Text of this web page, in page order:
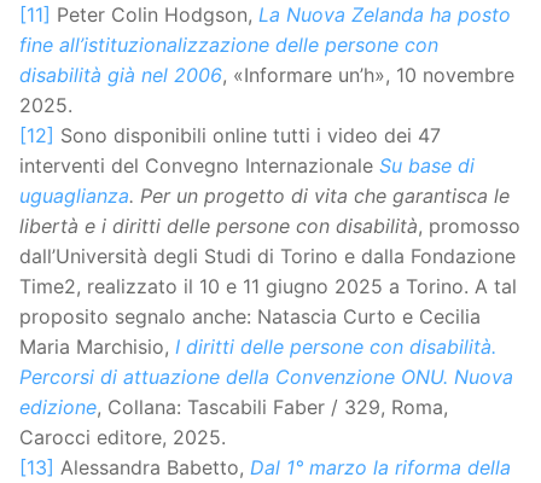
[11] Peter Colin Hodgson, La Nuova Zelanda ha posto
fine all’istituzionalizzazione delle persone con
disabilità già nel 2006, «Informare un’h», 10 novembre
2025.
[12] Sono disponibili online tutti i video dei 47
interventi del Convegno Internazionale Su base di
uguaglianza. Per un progetto di vita che garantisca le
libertà e i diritti delle persone con disabilità, promosso
dall’Università degli Studi di Torino e dalla Fondazione
Time2, realizzato il 10 e 11 giugno 2025 a Torino. A tal
proposito segnalo anche: Natascia Curto e Cecilia
Maria Marchisio, I diritti delle persone con disabilità.
Percorsi di attuazione della Convenzione ONU. Nuova
edizione, Collana: Tascabili Faber / 329, Roma,
Carocci editore, 2025.
[13] Alessandra Babetto, Dal 1° marzo la riforma della